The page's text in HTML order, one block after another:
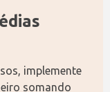
implemente
somando